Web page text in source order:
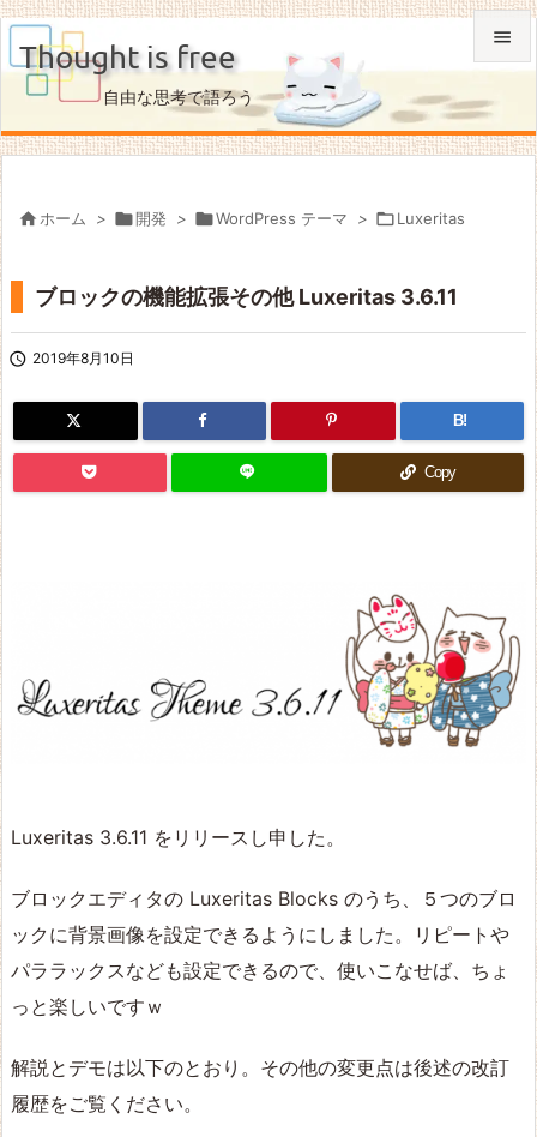
Thought is free
自由な思考で語ろう

メニュ


 ホーム > 開発 > WordPress テーマ > Luxeritas
ブロックの機能拡張その他 Luxeritas 3.6.11
 2019年8月10日
B!
Copy
Luxeritas 3.6.11 をリリースし申した。
ブロックエディタの Luxeritas Blocks のうち、５つのブロ
ックに背景画像を設定できるようにしました。リピートや
パララックスなども設定できるので、使いこなせば、ちょ
っと楽しいですｗ
解説とデモは以下のとおり。その他の変更点は後述の改訂
履歴をご覧ください。